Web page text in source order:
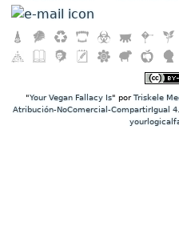
"Your Vegan Fallacy Is" porTriskele
Atribución-NoComercial-CompartirIgual